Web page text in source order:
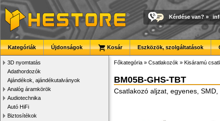
Kérdése van? »
Kategóriák Újdonságok Kosár Eszközök, szolgáltatások
3D nyomtatás
Adathordozók
Ajándékok, ajándékutalványok
Analóg áramkörök
Audiotechnika
Autó HiFi
Biztosítékok
Főkategória » Csatlakozók » Kisáramú
BM05B-GHS-TBT
Csatlakozó aljzat, egyenes,